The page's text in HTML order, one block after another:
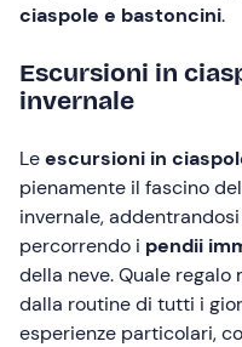
ciaspole e bastoncini.
Escursioni in
invernale
Leescursioni in
pienamente il fascino
invernale,
percorrendo i pendii
della neve. Quale
dalla routine di tutti i
esperienze particolari,